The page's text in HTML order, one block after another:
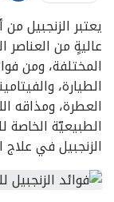
يعتبر الزنجبيل
عاليةٍ من العناصر
المختلفة، ومن
الطيارة،
العطرة، ومذاقه
الطبيعيّة الخاصة
الزنجبيل في علاج